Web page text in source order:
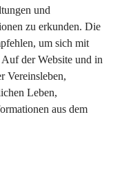
und
zu erkunden. Die
um sich mit
der Website und in
Vereinsleben,
Leben,
aus dem